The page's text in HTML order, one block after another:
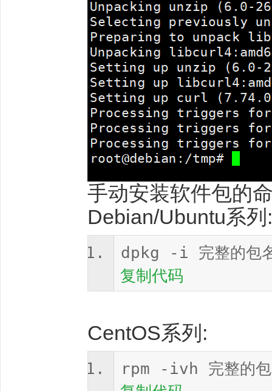
手动安装软件包的
Debian/Ubuntu系列:
dpkg -i 完整的包
复制代码
CentOS系列:
rpm -ivh 完整的包